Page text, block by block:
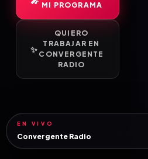
MI PROGRAMA
QUIERO
TRABAJAR EN
CONVERGENTE
RADIO
© 2026 CONVERGENTE RADIO ·
EN VIVO
Convergente Radio